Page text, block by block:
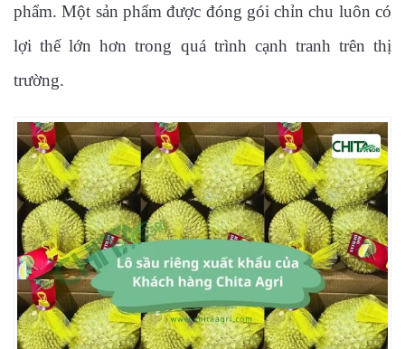
phẩm.Một sản phẩm được đóng gói chỉn chu luôn có
lợi thế lớn hơn trong quá trình cạnh tranh trên thị
trường.